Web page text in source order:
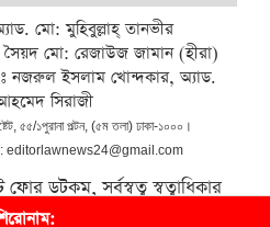
মো: মুহিবুল্লাহ্ তানভীর
মো: রেজাউজ জামান (হীরা)
নজরুল ইসলাম খোন্দকার, অ্যাড.
সিরাজী
৫৫/১পুরানা পল্টন, (৫ম তলা) ঢাকা-১০০০।
editorlawnews24@gmail.com
ডটকম, সর্বস্বত্ব স্বত্বাধিকার